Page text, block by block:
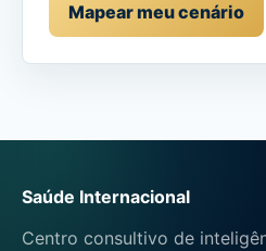
Mapear meu cenário
Saúde Internacional
Centro consultivo de